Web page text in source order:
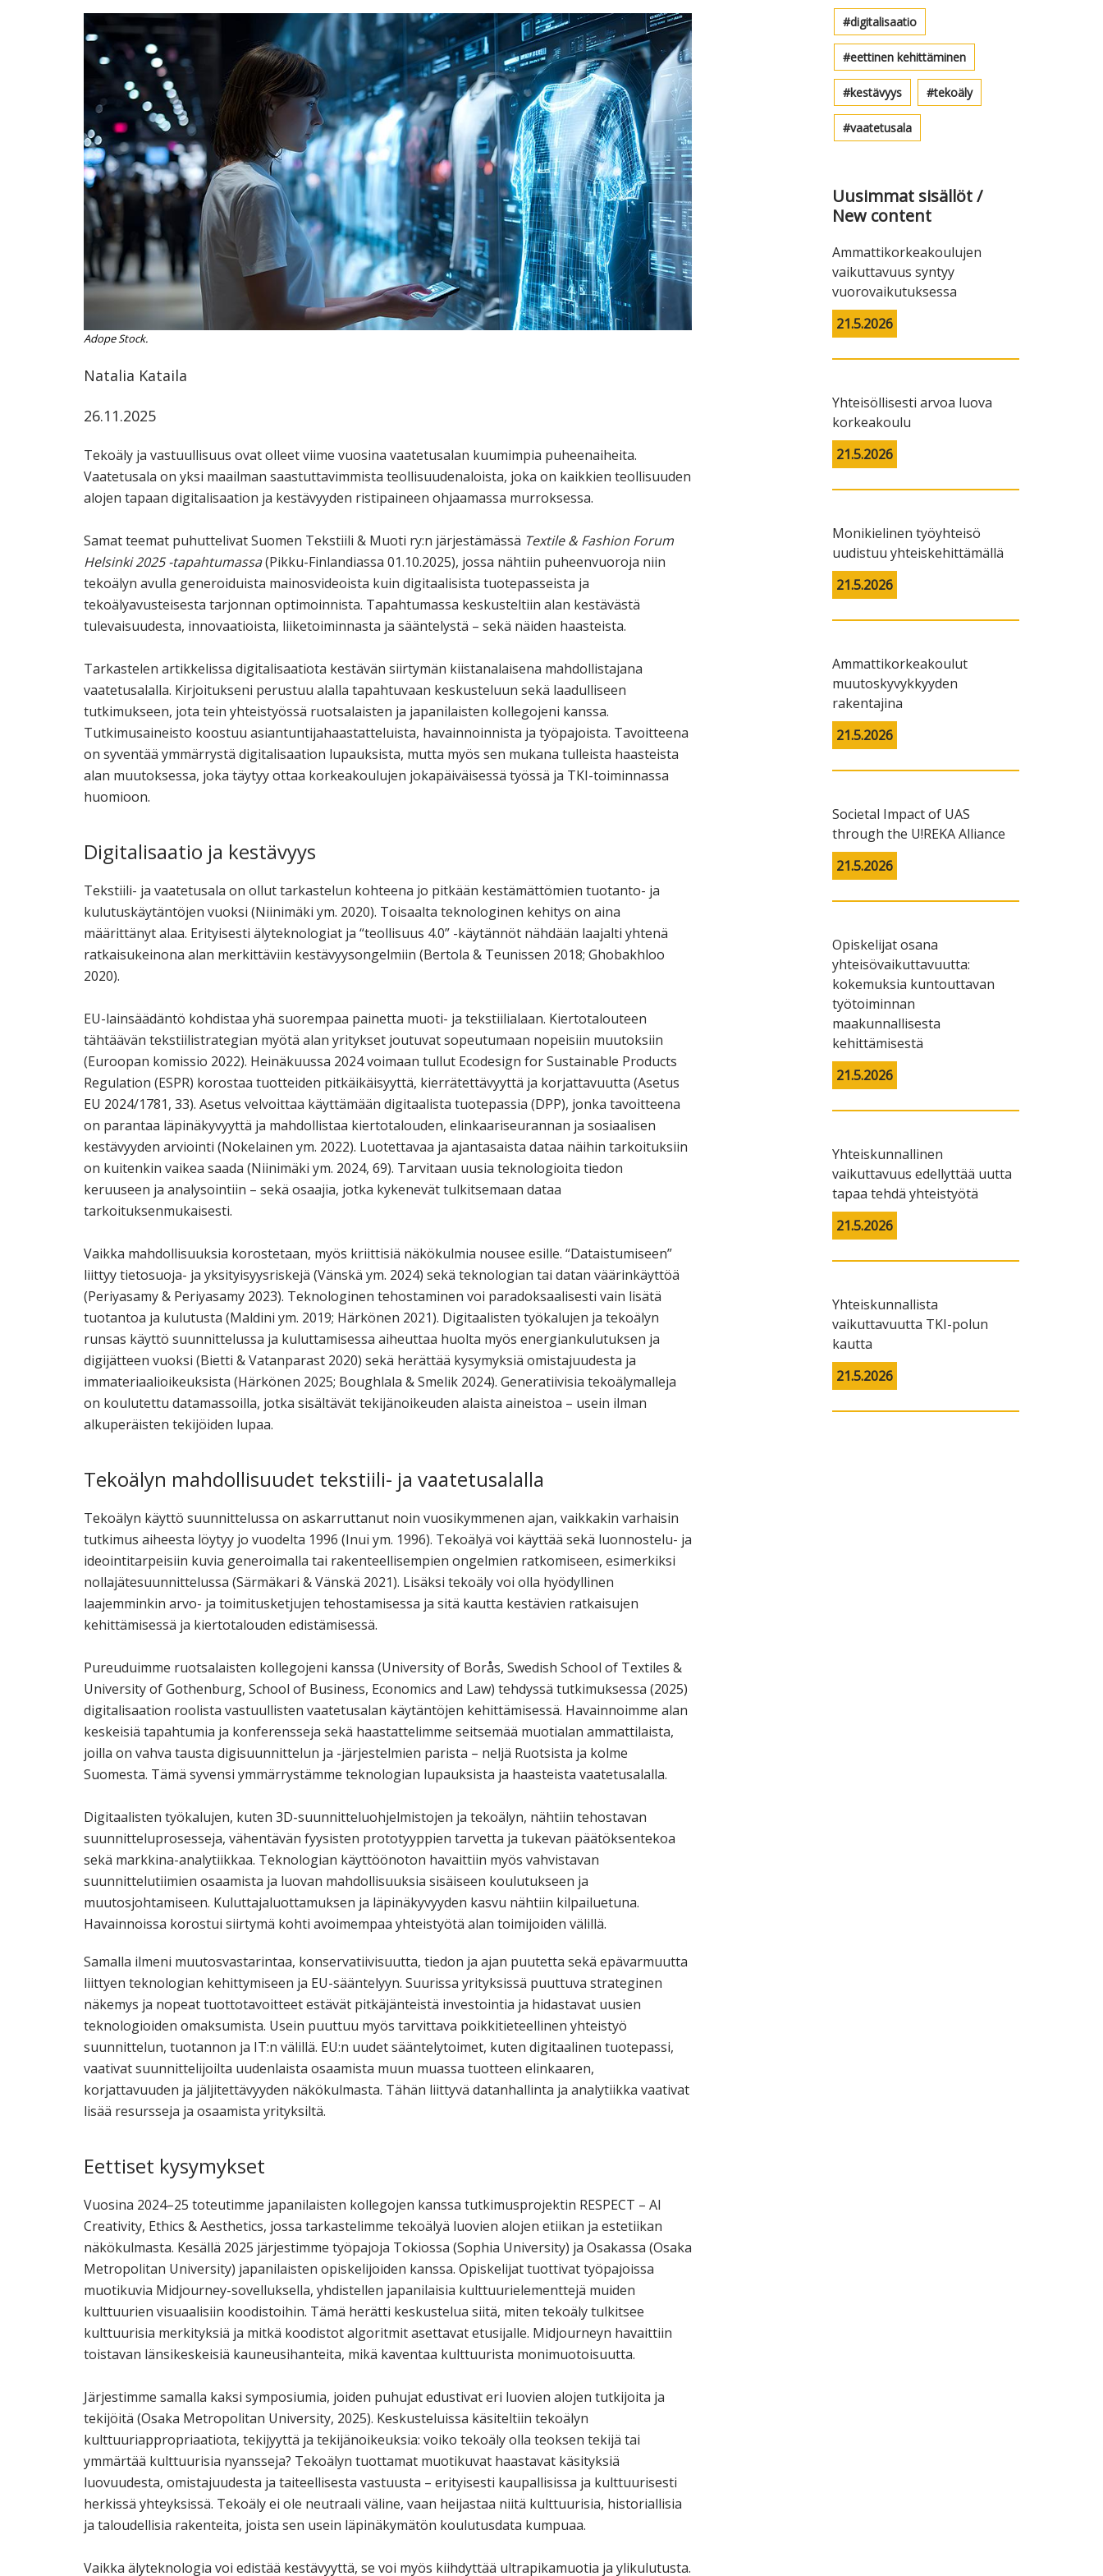
ammattikorkeakoulutusta
koskevasta
tutkimuksesta
kaikille
kiinnostuneille.
Adope Stock.
Natalia Kataila
26.11.2025
Tekoäly ja vastuullisuus ovat olleet viime vuosina vaatetusalan kuumimpia puheenaiheita.
Vaatetusala on yksi maailman saastuttavimmista teollisuudenaloista, joka on kaikkien teollisuuden
alojen tapaan digitalisaation ja kestävyyden ristipaineen ohjaamassa murroksessa.
Samat teemat puhuttelivat Suomen Tekstiili & Muoti ry:n järjestämässä Textile & Fashion Forum
Helsinki 2025 -tapahtumassa(Pikku-Finlandiassa 01.10.2025), jossa nähtiin puheenvuoroja niin
tekoälyn avulla generoiduista mainosvideoista kuin digitaalisista tuotepasseista ja
tekoälyavusteisesta tarjonnan optimoinnista. Tapahtumassa keskusteltiin alan kestävästä
tulevaisuudesta, innovaatioista, liiketoiminnasta ja sääntelystä – sekä näiden haasteista.
Tarkastelen artikkelissa digitalisaatiota kestävän siirtymän kiistanalaisena mahdollistajana
vaatetusalalla. Kirjoitukseni perustuu alalla tapahtuvaan keskusteluun sekä laadulliseen
tutkimukseen, jota tein yhteistyössä ruotsalaisten ja japanilaisten kollegojeni kanssa.
Tutkimusaineisto koostuu asiantuntijahaastatteluista, havainnoinnista ja työpajoista. Tavoitteena
on syventää ymmärrystä digitalisaation lupauksista, mutta myös sen mukana tulleista haasteista
alan muutoksessa, joka täytyy ottaa korkeakoulujen jokapäiväisessä työssä ja TKI-toiminnassa
huomioon.
Digitalisaatio ja kestävyys
Tekstiili- ja vaatetusala on ollut tarkastelun kohteena jo pitkään kestämättömien tuotanto- ja
kulutuskäytäntöjen vuoksi (Niinimäki ym. 2020). Toisaalta teknologinen kehitys on aina
määrittänyt alaa. Erityisesti älyteknologiat ja “teollisuus 4.0” -käytännöt nähdään laajalti yhtenä
ratkaisukeinona alan merkittäviin kestävyysongelmiin (Bertola & Teunissen 2018; Ghobakhloo
2020).
EU-lainsäädäntö kohdistaa yhä suorempaa painetta muoti- ja tekstiilialaan. Kiertotalouteen
tähtäävän tekstiilistrategian myötä alan yritykset joutuvat sopeutumaan nopeisiin muutoksiin
(Euroopan komissio 2022). Heinäkuussa 2024 voimaan tullut Ecodesign for Sustainable Products
Regulation (ESPR) korostaa tuotteiden pitkäikäisyyttä, kierrätettävyyttä ja korjattavuutta (Asetus
EU 2024/1781, 33). Asetus velvoittaa käyttämään digitaalista tuotepassia (DPP), jonka tavoitteena
on parantaa läpinäkyvyyttä ja mahdollistaa kiertotalouden, elinkaariseurannan ja sosiaalisen
kestävyyden arviointi (Nokelainen ym. 2022). Luotettavaa ja ajantasaista dataa näihin tarkoituksiin
on kuitenkin vaikea saada (Niinimäki ym. 2024, 69). Tarvitaan uusia teknologioita tiedon
keruuseen ja analysointiin – sekä osaajia, jotka kykenevät tulkitsemaan dataa
tarkoituksenmukaisesti.
Vaikka mahdollisuuksia korostetaan, myös kriittisiä näkökulmia nousee esille. “Dataistumiseen”
liittyy tietosuoja- ja yksityisyysriskejä (Vänskä ym. 2024) sekä teknologian tai datan väärinkäyttöä
(Periyasamy & Periyasamy 2023). Teknologinen tehostaminen voi paradoksaalisesti vain lisätä
tuotantoa ja kulutusta (Maldini ym. 2019; Härkönen 2021). Digitaalisten työkalujen ja tekoälyn
runsas käyttö suunnittelussa ja kuluttamisessa aiheuttaa huolta myös energiankulutuksen ja
digijätteen vuoksi (Bietti & Vatanparast 2020) sekä herättää kysymyksiä omistajuudesta ja
immateriaalioikeuksista (Härkönen 2025; Boughlala & Smelik 2024). Generatiivisia tekoälymalleja
on koulutettu datamassoilla, jotka sisältävät tekijänoikeuden alaista aineistoa – usein ilman
alkuperäisten tekijöiden lupaa.
Tekoälyn mahdollisuudet tekstiili- ja vaatetusalalla
Tekoälyn käyttö suunnittelussa on askarruttanut noin vuosikymmenen ajan, vaikkakin varhaisin
tutkimus aiheesta löytyy jo vuodelta 1996 (Inui ym. 1996). Tekoälyä voi käyttää sekä luonnostelu- ja
ideointitarpeisiin kuvia generoimalla tai rakenteellisempien ongelmien ratkomiseen, esimerkiksi
nollajätesuunnittelussa (Särmäkari & Vänskä 2021). Lisäksi tekoäly voi olla hyödyllinen
laajemminkin arvo- ja toimitusketjujen tehostamisessa ja sitä kautta kestävien ratkaisujen
kehittämisessä ja kiertotalouden edistämisessä.
Pureuduimme ruotsalaisten kollegojeni kanssa (University of Borås, Swedish School of Textiles &
University of Gothenburg, School of Business, Economics and Law) tehdyssä tutkimuksessa (2025)
digitalisaation roolista vastuullisten vaatetusalan käytäntöjen kehittämisessä. Havainnoimme alan
keskeisiä tapahtumia ja konferensseja sekä haastattelimme seitsemää muotialan ammattilaista,
joilla on vahva tausta digisuunnittelun ja -järjestelmien parista – neljä Ruotsista ja kolme
Suomesta. Tämä syvensi ymmärrystämme teknologian lupauksista ja haasteista vaatetusalalla.
Digitaalisten työkalujen, kuten 3D-suunnitteluohjelmistojen ja tekoälyn, nähtiin tehostavan
suunnitteluprosesseja, vähentävän fyysisten prototyyppien tarvetta ja tukevan päätöksentekoa
sekä markkina-analytiikkaa. Teknologian käyttöönoton havaittiin myös vahvistavan
suunnittelutiimien osaamista ja luovan mahdollisuuksia sisäiseen koulutukseen ja
muutosjohtamiseen. Kuluttajaluottamuksen ja läpinäkyvyyden kasvu nähtiin kilpailuetuna.
Havainnoissa korostui siirtymä kohti avoimempaa yhteistyötä alan toimijoiden välillä.
Samalla ilmeni muutosvastarintaa, konservatiivisuutta, tiedon ja ajan puutetta sekä epävarmuutta
liittyen teknologian kehittymiseen ja EU-sääntelyyn. Suurissa yrityksissä puuttuva strateginen
näkemys ja nopeat tuottotavoitteet estävät pitkäjänteistä investointia ja hidastavat uusien
teknologioiden omaksumista. Usein puuttuu myös tarvittava poikkitieteellinen yhteistyö
suunnittelun, tuotannon ja IT:n välillä. EU:n uudet sääntelytoimet, kuten digitaalinen tuotepassi,
vaativat suunnittelijoilta uudenlaista osaamista muun muassa tuotteen elinkaaren,
korjattavuuden ja jäljitettävyyden näkökulmasta. Tähän liittyvä datanhallinta ja analytiikka vaativat
lisää resursseja ja osaamista yrityksiltä.
Eettiset kysymykset
Vuosina 2024–25 toteutimme japanilaisten kollegojen kanssa tutkimusprojektin RESPECT – AI
Creativity, Ethics & Aesthetics, jossa tarkastelimme tekoälyä luovien alojen etiikan ja estetiikan
näkökulmasta. Kesällä 2025 järjestimme työpajoja Tokiossa (Sophia University) ja Osakassa (Osaka
Metropolitan University) japanilaisten opiskelijoiden kanssa. Opiskelijat tuottivat työpajoissa
muotikuvia Midjourney-sovelluksella, yhdistellen japanilaisia kulttuurielementtejä muiden
kulttuurien visuaalisiin koodistoihin. Tämä herätti keskustelua siitä, miten tekoäly tulkitsee
kulttuurisia merkityksiä ja mitkä koodistot algoritmit asettavat etusijalle. Midjourneyn havaittiin
toistavan länsikeskeisiä kauneusihanteita, mikä kaventaa kulttuurista monimuotoisuutta.
Järjestimme samalla kaksi symposiumia, joiden puhujat edustivat eri luovien alojen tutkijoita ja
tekijöitä (Osaka Metropolitan University, 2025). Keskusteluissa käsiteltiin tekoälyn
kulttuuriappropriaatiota, tekijyyttä ja tekijänoikeuksia: voiko tekoäly olla teoksen tekijä tai
ymmärtää kulttuurisia nyansseja? Tekoälyn tuottamat muotikuvat haastavat käsityksiä
luovuudesta, omistajuudesta ja taiteellisesta vastuusta – erityisesti kaupallisissa ja kulttuurisesti
herkissä yhteyksissä. Tekoäly ei ole neutraali väline, vaan heijastaa niitä kulttuurisia, historiallisia
ja taloudellisia rakenteita, joista sen usein läpinäkymätön koulutusdata kumpuaa.
Vaikka älyteknologia voi edistää kestävyyttä, se voi myös kiihdyttää ultrapikamuotia ja ylikulutusta.
digitalisaatio
eettinen kehittäminen
kestävyys tekoäly
vaatetusala
Uusimmat sisällöt /
New content
Ammattikorkeakoulujen
vaikuttavuus syntyy
vuorovaikutuksessa
21.5.2026
Yhteisöllisesti arvoa luova
korkeakoulu
21.5.2026
Monikielinen työyhteisö
uudistuu yhteiskehittämällä
21.5.2026
Ammattikorkeakoulut
muutoskyvykkyyden
rakentajina
21.5.2026
Societal Impact of UAS
through the U!REKA Alliance
21.5.2026
Opiskelijat osana
yhteisövaikuttavuutta:
kokemuksia kuntouttavan
työtoiminnan
maakunnallisesta
kehittämisestä
21.5.2026
Yhteiskunnallinen
vaikuttavuus edellyttää uutta
tapaa tehdä yhteistyötä
21.5.2026
Yhteiskunnallista
vaikuttavuutta TKI-polun
kautta
21.5.2026